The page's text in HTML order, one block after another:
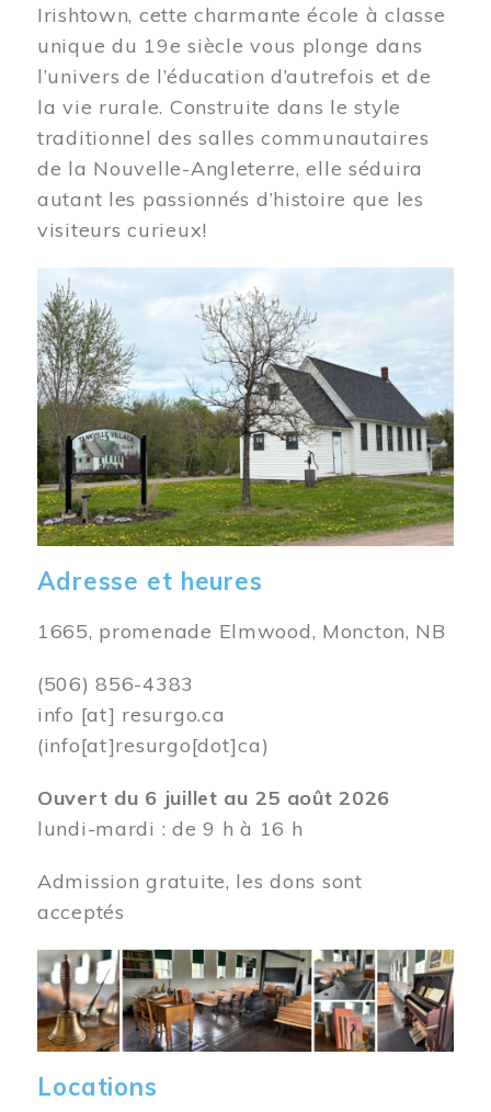
Irishtown, cette charmante école à classe
unique du 19e siècle vous plonge dans
l’univers de l’éducation d’autrefois et de
la vie rurale. Construite dans le style
traditionnel des salles communautaires
de la Nouvelle-Angleterre, elle séduira
autant les passionnés d’histoire que les
visiteurs curieux!
Image
Adresse et heures
1665, promenade Elmwood, Moncton, NB
(506) 856-4383
info [at] resurgo.ca
(info[at]resurgo[dot]ca)
Ouvert du 6 juillet au 25 août 2026
lundi-mardi : de 9 h à 16 h
Admission gratuite, les dons sont
acceptés
Image
Locations